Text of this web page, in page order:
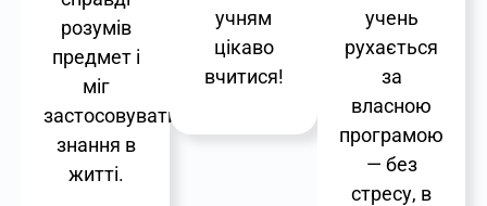
розумів
предмет і
міг
застосовувати
знання в
житті.
учням
цікаво
вчитися!
учень
рухається
за
власною
програмою
— без
стресу, в